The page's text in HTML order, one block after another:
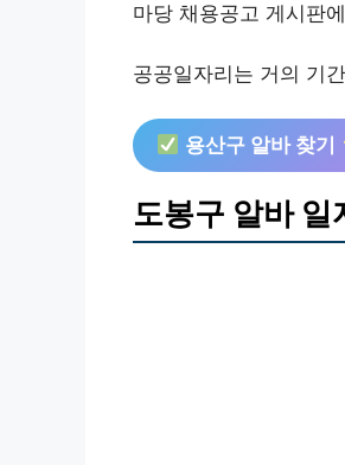
마당 채용공고 게시판
공공일자리는 거의 기
용산구 알바 찾기
도봉구 알바 일